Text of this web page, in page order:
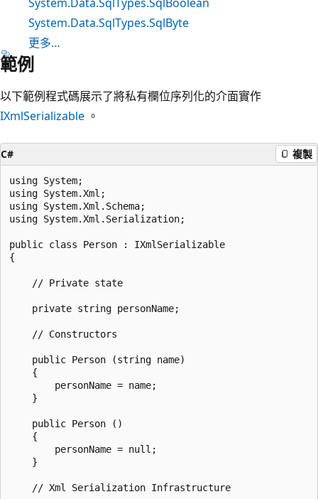
System.Data.SqlTypes.SqlByte
更多…
範例
以下範例程式碼展示了將私有欄位序列化的介面實作
IXmlSerializable 。
C# 複製
using System;
using System.Xml;
using System.Xml.Schema;
using System.Xml.Serialization;
public class Person : IXmlSerializable
{
    // Private state
    private string personName;
    // Constructors
    public Person (string name)
    {
        personName = name;
    }
    public Person ()
    {
        personName = null;
    }
    // Xml Serialization Infrastructure